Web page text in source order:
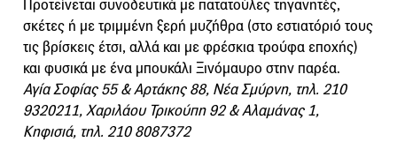
Προτείνεται συνοδευτικά με πατατούλες τηγανητές,
σκέτες ή με τριμμένη ξερή μυζήθρα (στο εστιατόριό τους
τις βρίσκεις έτσι, αλλά και με φρέσκια τρούφα εποχής)
και φυσικά με ένα μπουκάλι Ξινόμαυρο στην παρέα.
Αγία Σοφίας 55 & Αρτάκης 88, Νέα Σμύρνη, τηλ. 210
9320211, Χαριλάου Τρικούπη 92 & Αλαμάνας 1,
Κηφισιά, τηλ. 210 8087372